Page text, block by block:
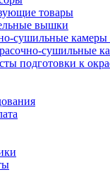
товары
вышки
сушильные камеры
сушильные
подготовки к